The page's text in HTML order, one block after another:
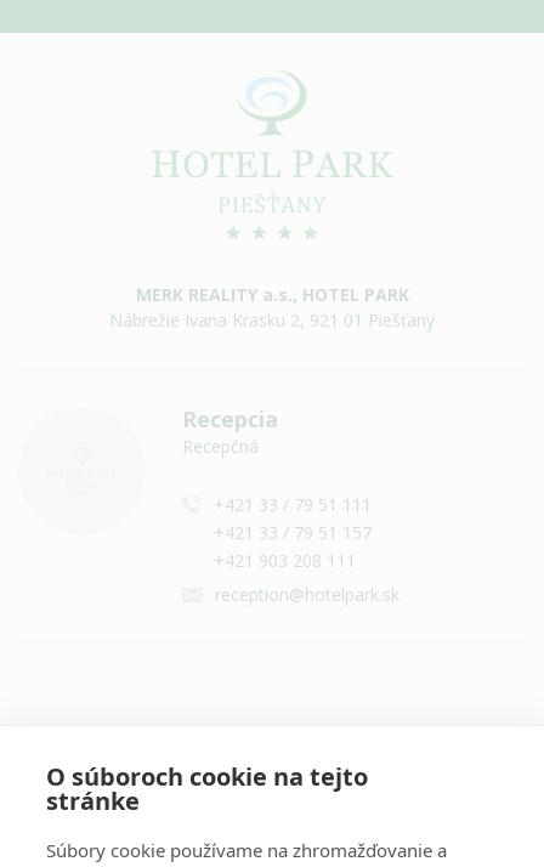
MERK REALITY a.s., HOTEL PARK
Nábrežie Ivana Krasku 2, 921 01 Piešťany
Recepcia
Recepčná
+421 33 / 79 51 111
+421 33 / 79 51 157
+421 903 208 111
reception@hotelpark.sk
O súboroch cookie na tejto
stránke
Súbory cookie používame na zhromažďovanie a